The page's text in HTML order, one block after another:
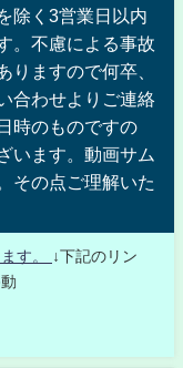
除く3営業日以内
。不慮による事故
りますので何卒、
合わせよりご連絡
時のものですの
います。動画サム
その点ご理解いた
す。
↓下記のリン